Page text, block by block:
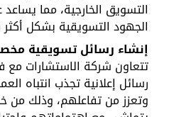
التسويق الخارجية، مما
الجهود التسويقية بشكل أكثر
إنشاء رسائل تسويقية
تتعاون شركة الاستشارات مع
رسائل إعلانية تجذب انتباه
وتعزز من تفاعلهم، وذلك من